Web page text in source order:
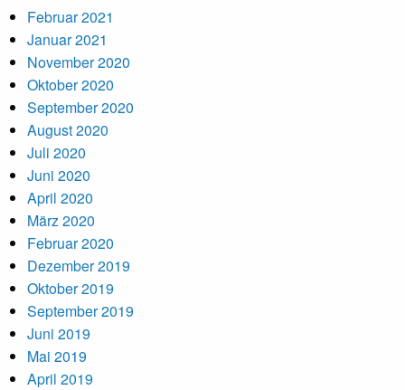
Februar 2021
Januar 2021
November 2020
Oktober 2020
September 2020
August 2020
Juli 2020
Juni 2020
April 2020
März 2020
Februar 2020
Dezember 2019
Oktober 2019
September 2019
Juni 2019
Mai 2019
April 2019